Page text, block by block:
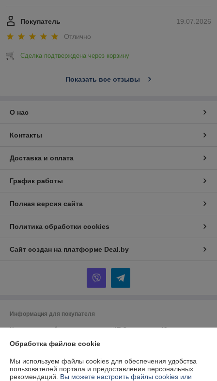
19.07.2026
Покупатель
Отлично
Сделка подтверждена через корзину
Показать все отзывы
О нас
Контакты
Доставка и оплата
График работы
Полная версия сайта
Политика обработки cookies
Сайт создан на платформе Deal.by
Информация для покупателя
Индивидуальный предприниматель:ИП Спиридонова Юлия
г. Минск, ул. Гая, дом 20, кв. 3
Регистрационный номер ЕГР: 190153422
УНП: 190153422
Обработка файлов cookie
Мы используем файлы cookies для обеспечения удобства
пользователей портала и предоставления персональных
рекомендаций. Вы можете настроить файлы cookies или